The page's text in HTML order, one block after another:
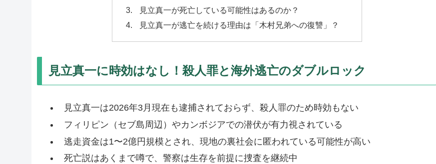
見立真一が死亡している可能性はあるのか？
見立真一が逃亡を続ける理由は「木村兄弟への復讐」？
見立真一に時効はなし！殺人罪と海外逃亡のダブルロック
見立真一は2026年3月現在も逮捕されておらず、殺人罪のため時効もない
フィリピン（セブ島周辺）やカンボジアでの潜伏が有力視されている
逃走資金は1〜2億円規模とされ、現地の裏社会に匿われている可能性が高い
死亡説はあくまで噂で、警察は生存を前提に捜査を継続中